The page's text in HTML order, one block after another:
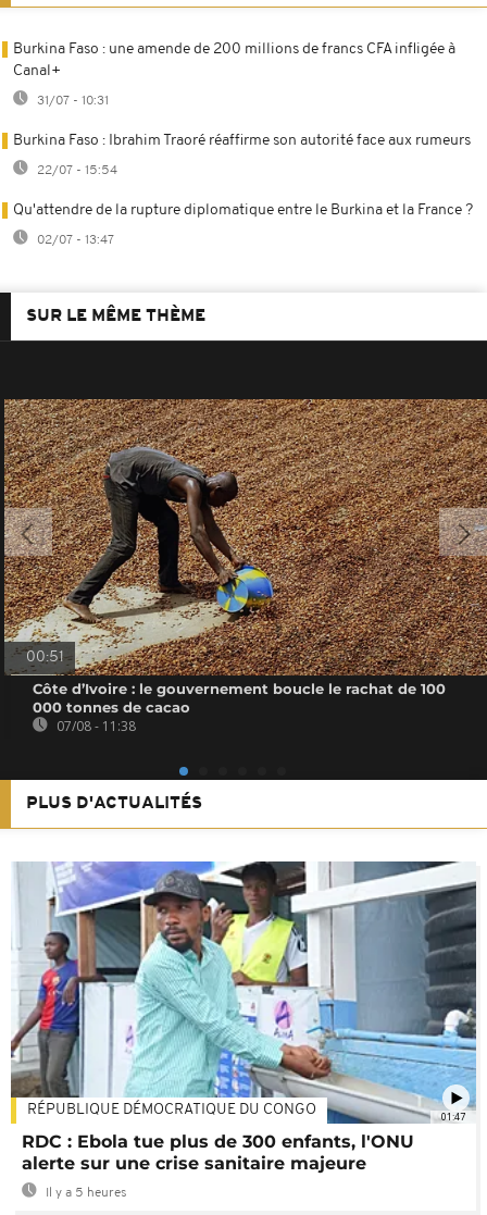
Burkina Faso : une amende de 200 millions de francs CFA infligée à
Canal+
31/07 - 10:31
Burkina Faso : Ibrahim Traoré réaffirme son autorité face aux rumeurs
22/07 - 15:54
Qu'attendre de la rupture diplomatique entre le Burkina et la France ?
02/07 - 13:47
SUR LE MÊME THÈME
00:51
Côte d’Ivoire : le gouvernement boucle le rachat de 100
000 tonnes de cacao
07/08 - 11:38
PLUS D'ACTUALITÉS
01:47
RÉPUBLIQUE DÉMOCRATIQUE DU CONGO
RDC : Ebola tue plus de 300 enfants, l'ONU
alerte sur une crise sanitaire majeure
Il y a 5 heures